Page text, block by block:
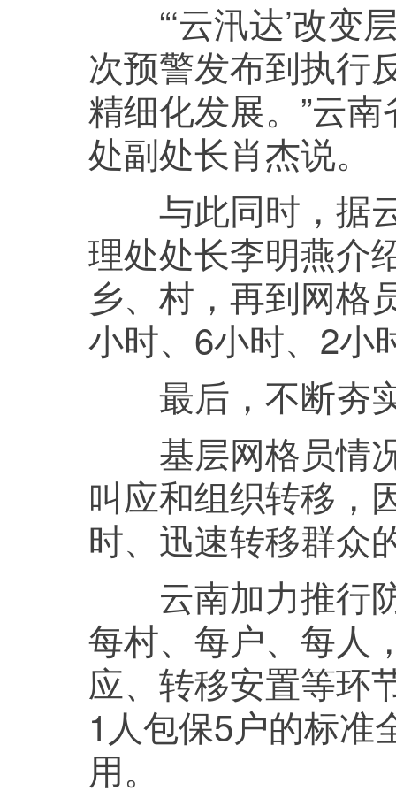
“‘云汛达’改变
次预警发布到执行
精细化发展。”云
处副处长肖杰说。
与此同时，据云
理处处长李明燕介
乡、村，再到网格
小时、6小时、2小
最后，不断夯
基层网格员情况
叫应和组织转移，
时、迅速转移群众
云南加力推行防
每村、每户、每人
应、转移安置等环
1人包保5户的标准
用。